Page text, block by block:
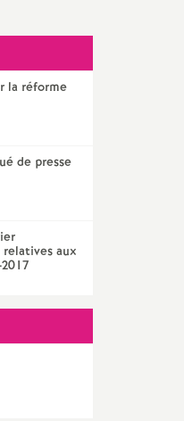
la réforme
de presse
relatives aux